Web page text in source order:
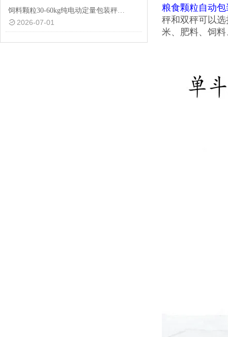
饲料颗粒30-60kg纯电动定量包装秤厂家供应
2026-07-01
粮食颗粒自动包
秤和双秤可以
米、肥料、饲